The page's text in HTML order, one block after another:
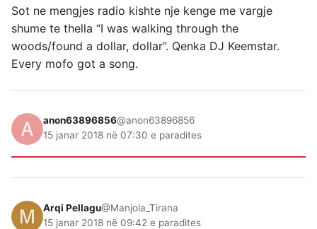
Sot ne mengjes radio kishte nje kenge me vargje
shume te thella “I was walking through the
woods/found a dollar, dollar”. Qenka DJ Keemstar.
Every mofo got a song.
anon63896856@anon63896856
15 janar 2018 në 07:30 e paradites
Arqi Pellagu@Manjola_Tirana
15 janar 2018 në 09:42 e paradites